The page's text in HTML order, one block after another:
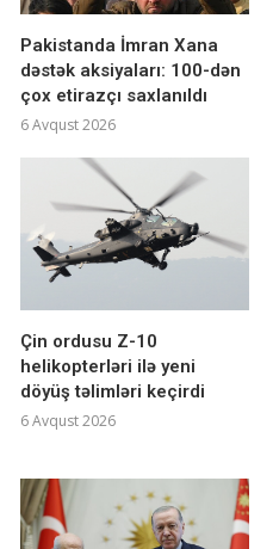
Pakistanda İmran Xana
dəstək aksiyaları: 100-dən
çox etirazçı saxlanıldı
6 Avqust 2026
Çin ordusu Z-10
helikopterləri ilə yeni
döyüş təlimləri keçirdi
6 Avqust 2026